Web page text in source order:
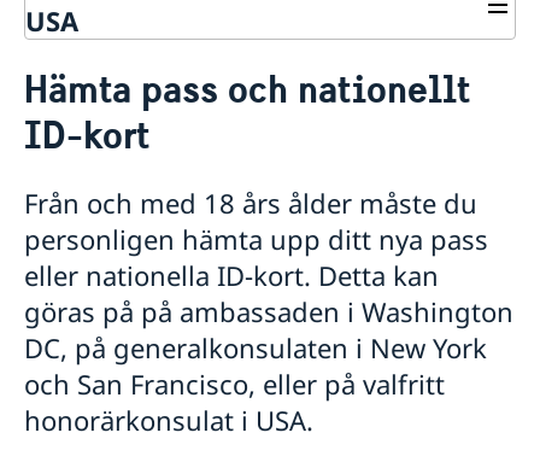
USA
Service till svenskar i USA
Rösta i USA
Pass för vuxna
Pass för barn
Provisoriskt pass
Nationellt ID-kort
Hämta pass och nationellt ID-kort
Hur bokar jag av eller ändrar en bokning?
Hjälp kring medborgarskap
Namn och samordningsnummer för barn födda
utomlands
Återfå svenskt medborgarskap
Dubbelt medborgarskap
Förlust och behållande av svenskt medborgarskap
Körkort
Måste jag boka tid?
Vigsel i USA
Akut hjälp
Vad kan du få hjälp med?
Reseinformation
Hämta pass och nationellt
ID-kort
Från och med 18 års ålder måste du
personligen hämta upp ditt nya pass
eller nationella ID-kort. Detta kan
göras på på ambassaden i Washington
DC, på generalkonsulaten i New York
och San Francisco, eller på valfritt
honorärkonsulat i USA.